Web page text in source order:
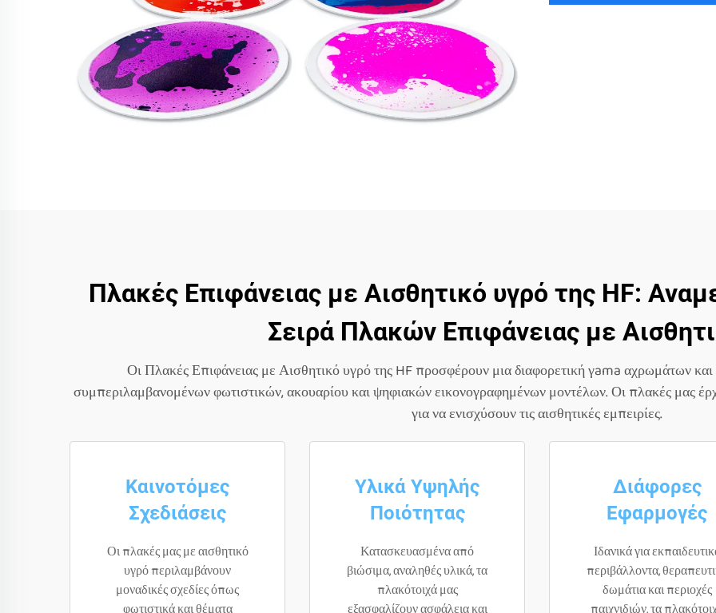
Πλακές Επιφάνειας με Αισθητικό υγρό της HF:
Σειρά Πλακών Επιφάνειας με
Οι Πλακές Επιφάνειας με Αισθητικό υγρό της HF προσφέρουν μια διαφορετική γama αχρωμάτων
συμπεριλαμβανομένων φωτιστικών, ακουαρίου και ψηφιακών εικονογραφημένων μοντέλων. Οι πλακές μας
για να ενισχύσουν τις αισθητικές εμπειρίες.
Καινοτόμες
Σχεδιάσεις
Οι πλακές μας με αισθητικό
υγρό περιλαμβάνουν
μοναδικές σχεδίες όπως
Υλικά Υψηλής
Ποιότητας
Κατασκευασμένα από
βιώσιμα, αναληθές υλικά, τα
πλακότοιχά μας
Διάφορες
Εφαρμογές
Ιδανικά για
περιβάλλοντα,
δωμάτια και περιοχές